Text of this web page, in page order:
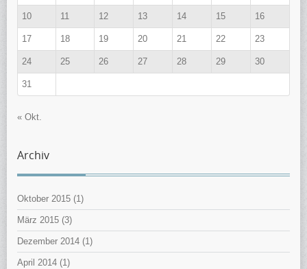
10 11 12 13 14 15 16
17 18 19 20 21 22 23
24 25 26 27 28 29 30
31
« Okt.
Archiv
Oktober 2015 (1)
März 2015 (3)
Dezember 2014 (1)
April 2014 (1)